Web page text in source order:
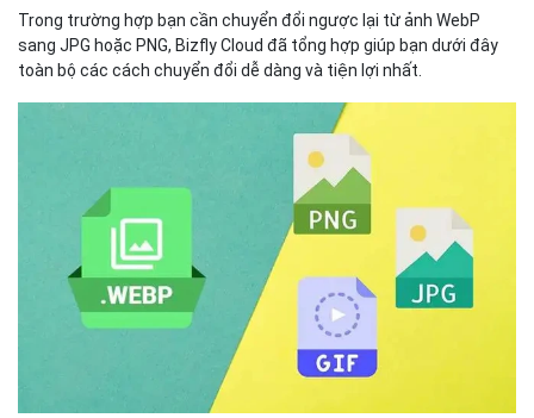
Trong trường hợp bạn cần chuyển đổi ngược lại từ ảnh WebP
sang JPG hoặc PNG, Bizfly Cloud đã tổng hợp giúp bạn dưới đây
toàn bộ các cách chuyển đổi dễ dàng và tiện lợi nhất.